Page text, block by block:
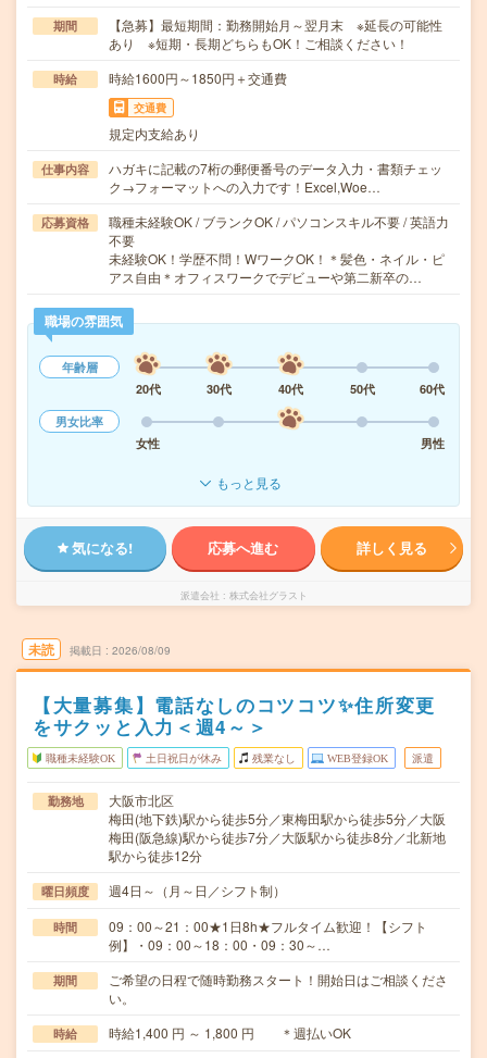
期間
【急募】最短期間：勤務開始月～翌月末 ※延長の可能性
あり ※短期・長期どちらもOK！ご相談ください！
時給 時給1600円～1850円＋交通費
交通費
規定内支給あり
仕事内容
ハガキに記載の7桁の郵便番号のデータ入力・書類チェッ
ク→フォーマットへの入力です！Excel,Woe…
応募資格
職種未経験OK / ブランクOK / パソコンスキル不要 / 英語力
不要
未経験OK！学歴不問！WワークOK！＊髪色・ネイル・ピ
アス自由＊オフィスワークでデビューや第二新卒の…
職場の雰囲気
年齢層
20代
30代 40代 50代
60代
男女比率
女性
男性
もっと見る
気になる! 応募へ進む 詳しく見る
派遣会社 株式会社グラスト
未読 掲載日 2026/08/09
【大量募集】電話なしのコツコツ✨住所変更
をサクッと入力＜週4～＞
職種未経験OK 土日祝日が休み 残業なし WEB登録OK 派遣
勤務地
大阪市北区
梅田(地下鉄)駅から徒歩5分／東梅田駅から徒歩5分／大阪
梅田(阪急線)駅から徒歩7分／大阪駅から徒歩8分／北新地
駅から徒歩12分
曜日頻度 週4日～（月～日／シフト制）
時間
09：00～21：00★1日8h★フルタイム歓迎！【シフト
例】・09：00～18：00・09：30～…
期間
ご希望の日程で随時勤務スタート！開始日はご相談くださ
い。
時給 時給1,400 円 ～ 1,800 円 ＊週払いOK